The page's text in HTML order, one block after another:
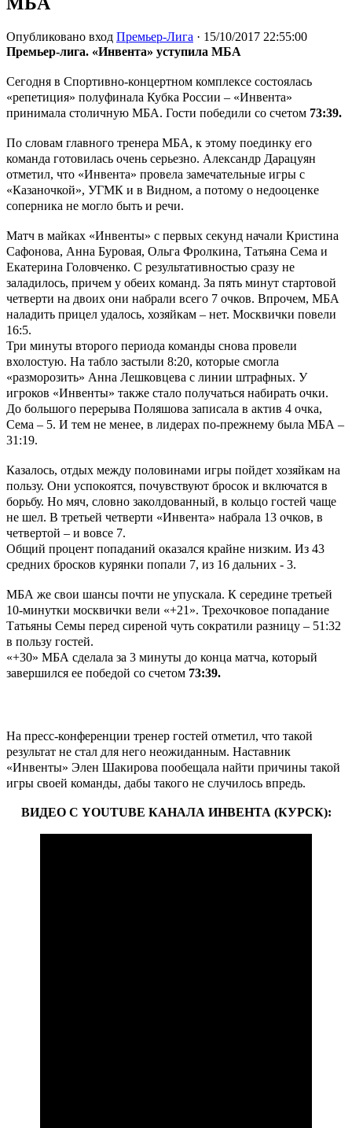
Опубликовано вход Премьер-Лига · 15/10/2017 22:55:00
Премьер-лига. «Инвента» уступила МБА
Сегодня в Спортивно-концертном комплексе состоялась
«репетиция» полуфинала Кубка России – «Инвента»
принимала столичную МБА. Гости победили со счетом 73:39.
По словам главного тренера МБА, к этому поединку его
команда готовилась очень серьезно. Александр Дарацуян
отметил, что «Инвента» провела замечательные игры с
«Казаночкой», УГМК и в Видном, а потому о недооценке
соперника не могло быть и речи.
Матч в майках «Инвенты» с первых секунд начали Кристина
Сафонова, Анна Буровая, Ольга Фролкина, Татьяна Сема и
Екатерина Головченко. С результативностью сразу не
заладилось, причем у обеих команд. За пять минут стартовой
четверти на двоих они набрали всего 7 очков. Впрочем, МБА
наладить прицел удалось, хозяйкам – нет. Москвички повели
16:5.
Три минуты второго периода команды снова провели
вхолостую. На табло застыли 8:20, которые смогла
«разморозить» Анна Лешковцева с линии штрафных. У
игроков «Инвенты» также стало получаться набирать очки.
До большого перерыва Поляшова записала в актив 4 очка,
Сема – 5. И тем не менее, в лидерах по-прежнему была МБА –
31:19.
Казалось, отдых между половинами игры пойдет хозяйкам на
пользу. Они успокоятся, почувствуют бросок и включатся в
борьбу. Но мяч, словно заколдованный, в кольцо гостей чаще
не шел. В третьей четверти «Инвента» набрала 13 очков, в
четвертой – и вовсе 7.
Общий процент попаданий оказался крайне низким. Из 43
средних бросков курянки попали 7, из 16 дальних - 3.
МБА же свои шансы почти не упускала. К середине третьей
10-минутки москвички вели «+21». Трехочковое попадание
Татьяны Семы перед сиреной чуть сократили разницу – 51:32
в пользу гостей.
«+30» МБА сделала за 3 минуты до конца матча, который
завершился ее победой со счетом 73:39.
На пресс-конференции тренер гостей отметил, что такой
результат не стал для него неожиданным. Наставник
«Инвенты» Элен Шакирова пообещала найти причины такой
игры своей команды, дабы такого не случилось впредь.
ВИДЕО С YOUTUBE КАНАЛА ИНВЕНТА (КУРСК):